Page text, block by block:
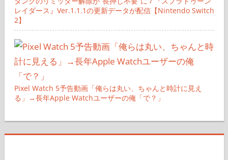
タンクのリミッター解除が“長押し不要”に / 『スプラトゥーン
レイダース』Ver.1.1.1の更新データが配信【Nintendo Switch
2】
Pixel Watch 5予告動画「俺らは丸い、ちゃんと時計に見え